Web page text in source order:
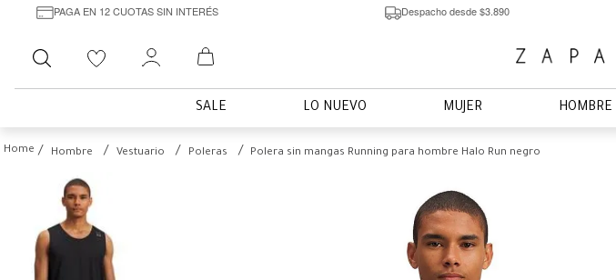
PAGA EN 12 CUOTAS SIN INTERÉS Despacho desde $3.890
Buscar
SALE LO NUEVO MUJER HOMBRE
Hombre Vestuario Poleras Polera sin mangas Running para hombre Halo Run negro